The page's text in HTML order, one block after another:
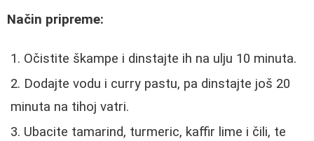
Način pripreme:
Očistite škampe i dinstajte ih na ulju 10 minuta.
Dodajte vodu i curry pastu, pa dinstajte još 20
minuta na tihoj vatri.
Ubacite tamarind, turmeric, kaffir lime i čili, te